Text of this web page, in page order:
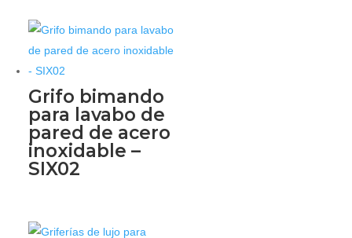
Grifo bimando
para lavabo de
pared de acero
inoxidable –
SIX02